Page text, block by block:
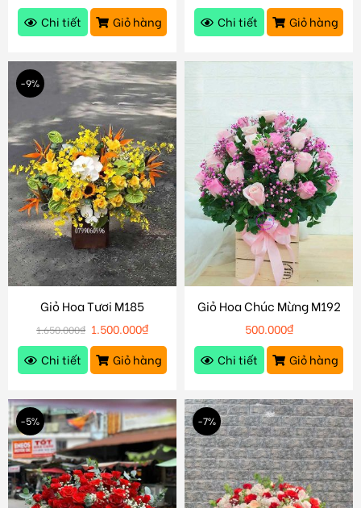
Chi tiết
Giỏ hàng
Chi tiết
Giỏ hàng
-9%
Giỏ Hoa Tươi M185
1.650.000₫ 1.500.000₫
Chi tiết
Giỏ hàng
Giỏ Hoa Chúc Mừng M192
500.000₫
Chi tiết
Giỏ hàng
-5% -7%